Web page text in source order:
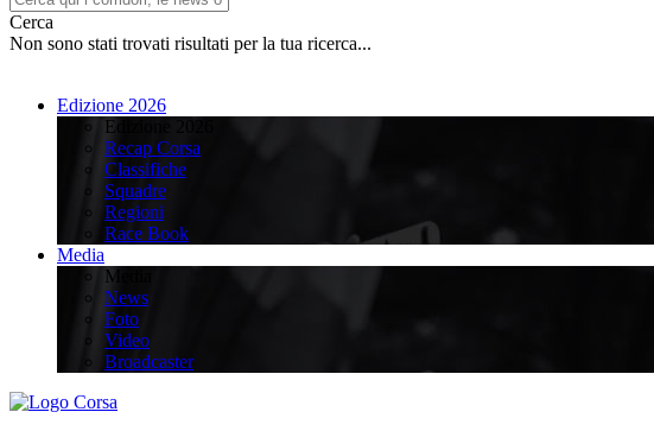
Cerca
Non sono stati trovati risultati per la tua ricerca...
Edizione 2026
Edizione 2026
Recap Corsa
Classifiche
Squadre
Regioni
Race Book
Media
Media
News
Foto
Video
Broadcaster